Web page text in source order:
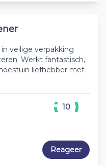
veilige verpakking
Werkt fantastisch,
liefhebber met
10
Reageer